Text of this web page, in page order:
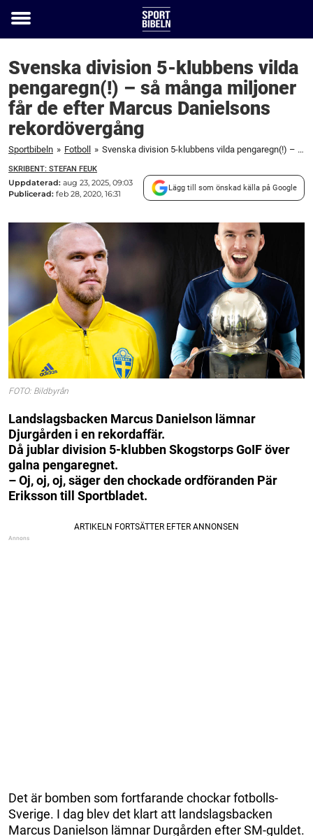
Toggle
Svenska division 5-klubbens vilda
pengaregn(!) – så många miljoner
får de efter Marcus Danielsons
rekordövergång
Sportbibeln » Fotboll » Svenska division 5-klubbens vilda pengaregn(!) – så många miljoner får de efter Marcus Danielsons rekordövergång
SKRIBENT: STEFAN FEUK
Uppdaterad: aug 23, 2025, 09:03
Publicerad: feb 28, 2020, 16:31
Lägg till som önskad källa på Google
FOTO: Bildbyrån
Landslagsbacken Marcus Danielson lämnar
Djurgården i en rekordaffär.
Då jublar division 5-klubben Skogstorps GoIF över
galna pengaregnet.
– Oj, oj, oj, säger den chockade ordföranden Pär
Eriksson till Sportbladet.
Det är bomben som fortfarande chockar fotbolls-
Sverige. I dag blev det klart att landslagsbacken
Marcus Danielson lämnar Durgården efter SM-guldet.